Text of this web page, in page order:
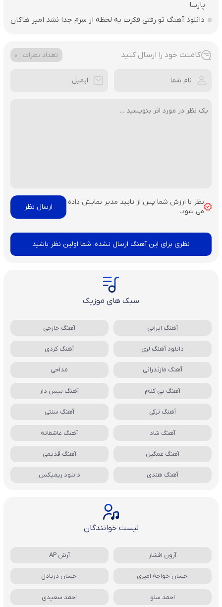
پارسا
دانلود آهنگ تو رفتی فکرت یه لحظه از سرم جدا نشد امیر هاکان
کامنت خود را ارسال کنید تعداد نظرات : 0
نظر با ارزش شما پس از تایید مدیر نمایش داده
می شود.
نظری برای این آهنگ ارسال نشده، شما اولین نظر باشید
سبک های موزیک
آهنگ ایرانی آهنگ خارجی
دانلود آهنگ لری آهنگ کردی
آهنگ مازندرانی مداحی
آهنگ بی کلام آهنگ بیس دار
آهنگ ترکی آهنگ سنتی
آهنگ شاد آهنگ عاشقانه
آهنگ غمگین آهنگ قدیمی
آهنگ هندی دانلود ریمیکس
لیست خوانندگان
آرون افشار آرش AP
احسان خواجه امیری احسان دریادل
احمد سلو احمد سعیدی